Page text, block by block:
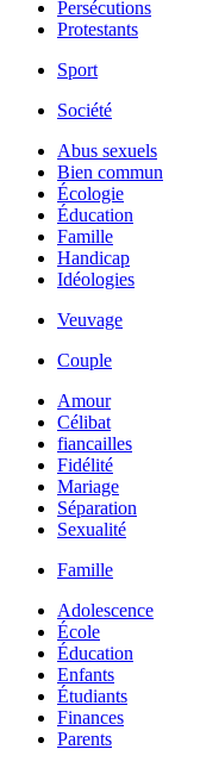
Persécutions
Protestants
Sport
Société
Abus sexuels
Bien commun
Écologie
Éducation
Famille
Handicap
Idéologies
Veuvage
Couple
Amour
Célibat
fiancailles
Fidélité
Mariage
Séparation
Sexualité
Famille
Adolescence
École
Éducation
Enfants
Étudiants
Finances
Parents